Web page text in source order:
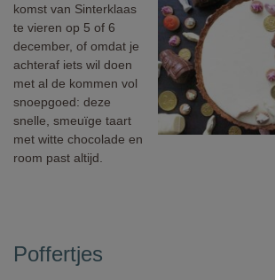
komst van Sinterklaas
te vieren op 5 of 6
december, of omdat je
achteraf iets wil doen
met al de kommen vol
snoepgoed: deze
snelle, smeuïge taart
met witte chocolade en
room past altijd.
Poffertjes